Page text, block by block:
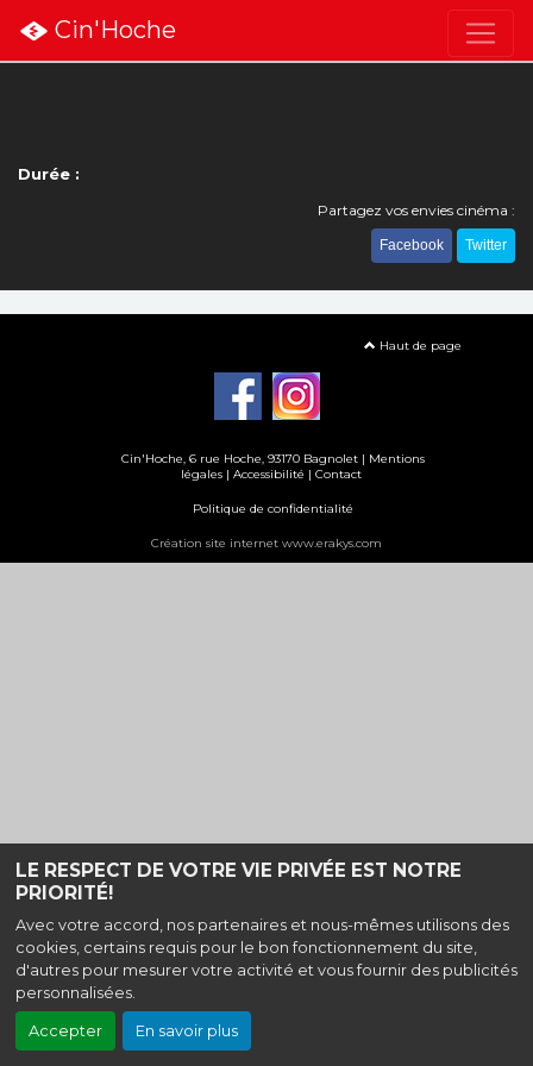
LE RESPECT DE VOTRE VIE PRIVÉE EST NOTRE
PRIORITÉ!
Avec votre accord, nos partenaires et nous-mêmes utilisons des
cookies, certains requis pour le bon fonctionnement du site,
d'autres pour mesurer votre activité et vous fournir des publicités
personnalisées.
Accepter En savoir plus
Cin'Hoche
Durée :
Partagez vos envies cinéma :
Facebook Twitter
Haut de page
Cin'Hoche, 6 rue Hoche, 93170 Bagnolet | Mentions
légales | Accessibilité | Contact
Politique de confidentialité
Création site internet www.erakys.com